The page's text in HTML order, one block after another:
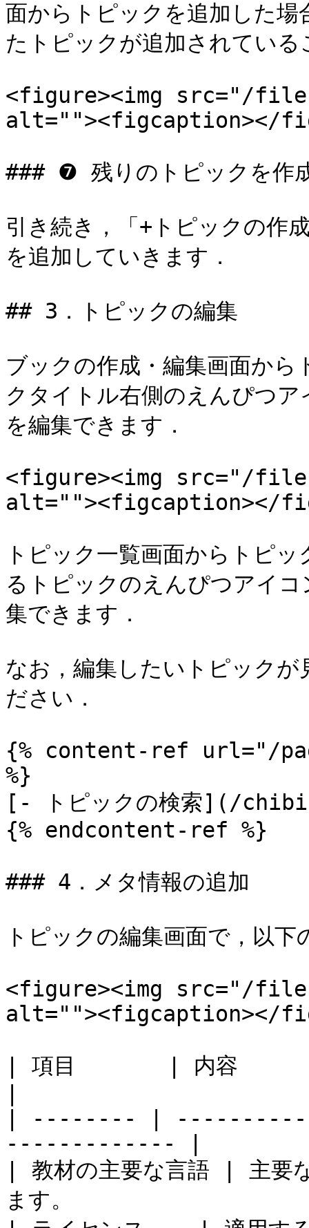
面からトピックを追加した
たトピックが追加されてい
<figure><img src="/files/
alt=""><figcaption></
### ❼ 残りのトピックを作
引き続き，「+トピックの作
を追加していきます．
## 3．トピックの編集
ブックの作成・編集画面か
クタイトル右側のえんぴつ
を編集できます．
<figure><img src="/
alt=""><figcaption></
トピック一覧画面からトピ
るトピックのえんぴつアイ
集できます．
なお，編集したいトピック
ださい．
{% content-ref url="/
%}
[- トピックの検索](/
{% endcontent-ref %}
### 4．メタ情報の追加
トピックの編集画面で，以
<figure><img src="/files/
alt=""><figcaption></
| 項目       | 内容
| -------- |
------------- |
| 教材の主要な言語 | 主要
ます。